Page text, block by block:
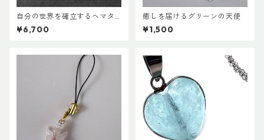
自分の世界を確立するヘマタ
イトのグラウンディングブレ
スレット 18cm
¥6,700
癒しを届けるグリーンの天使
¥1,500